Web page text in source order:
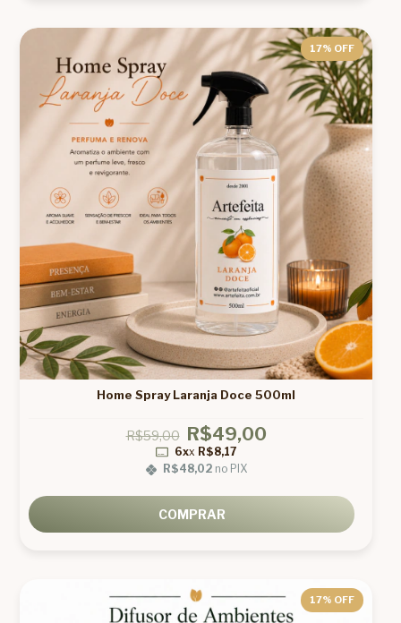
17% OFF
Home Spray Laranja Doce 500ml
R$59,00 R$49,00
6xx R$8,17
R$48,02no PIX
COMPRAR
17% OFF